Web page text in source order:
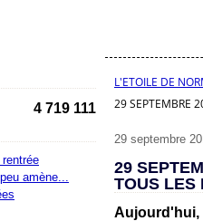
4 719 111
amène...
L'ETOILE DE
29 SEPTEMBRE
29 septembre
29
TOUS LES
Aujourd'hui,